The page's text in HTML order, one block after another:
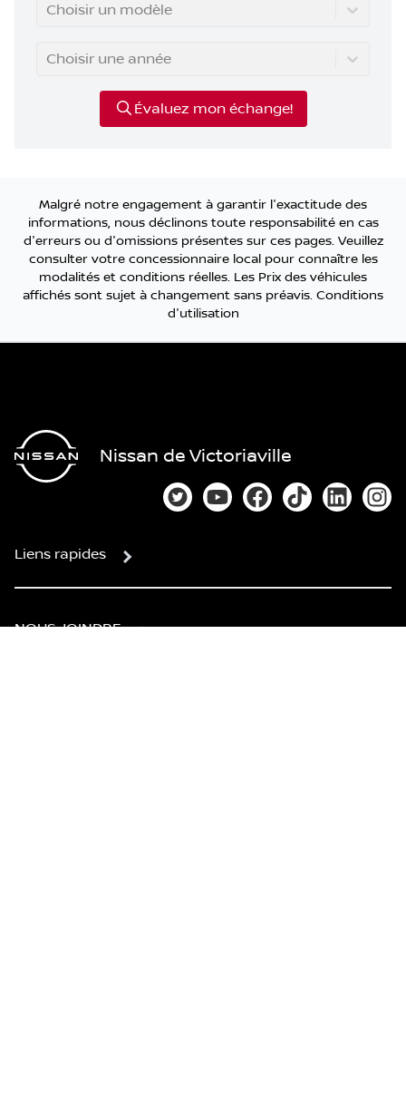
Choisir un modèle
Choisir une année
Évaluez mon échange!
Malgré notre engagement à garantir l'exactitude des
informations, nous déclinons toute responsabilité en cas
d'erreurs ou d'omissions présentes sur ces pages. Veuillez
consulter votre concessionnaire local pour connaître les
modalités et conditions réelles. Les Prix des véhicules
affichés sont sujet à changement sans préavis. Conditions
d'utilisation
Nissan de Victoriaville
Lien vers notre compte Twitter
Lien vers notre chaîne
Lien vers notre page
Lien vers notre
Lien vers
Liens rapides
NOUS JOINDRE